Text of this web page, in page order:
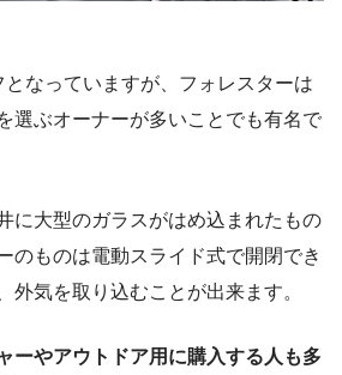
なっていますが、フォレスターは
選ぶオーナーが多いことでも有名で
に大型のガラスがはめ込まれたもの
のものは電動スライド式で開閉でき
外気を取り込むことが出来ます。
ーやアウトドア用に購入する人も多